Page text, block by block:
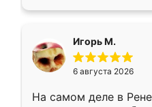
Игорь М.
6 августа 2026
На самом деле в